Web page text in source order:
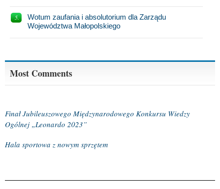
Wotum zaufania i absolutorium dla Zarządu
Województwa Małopolskiego
Most Comments
Finał Jubileuszowego Międzynarodowego Konkursu Wiedzy
Ogólnej „Leonardo 2023”
Hala sportowa z nowym sprzętem